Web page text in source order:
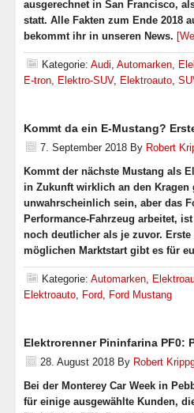
ausgerechnet in San Francisco,
statt. Alle Fakten zum Ende 2018
bekommt ihr in unseren News.
Kategorie: Audi, Automarken,
E-tron, Elektro-SUV, Elektroauto,
Kommt da ein E-Mustang?
7. September 2018 By Robert
Kommt der nächste Mustang als
in Zukunft wirklich an den
unwahrscheinlich sein, aber das
Performance-Fahrzeug arbeitet,
noch deutlicher als je zuvor.
möglichen Marktstart gibt es für
Kategorie: Automarken,
Elektroauto, Ford, Ford Mustang
Elektrorenner Pininfarina PF0:
28. August 2018 By Robert
Bei der Monterey Car Week in
für einige ausgewählte Kunden,